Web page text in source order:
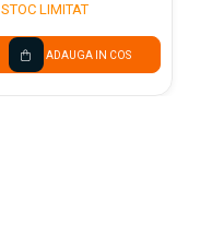
STOC LIMITAT
ADAUGA IN COS